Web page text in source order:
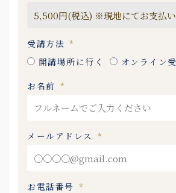
受講方法
開講場所に行く
オンライン
お名前
メールアドレス
お電話番号